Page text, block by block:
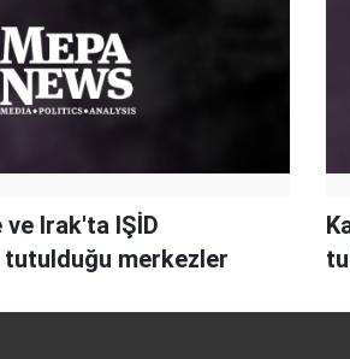
Irak'ta IŞİD
tutulduğu merkezler